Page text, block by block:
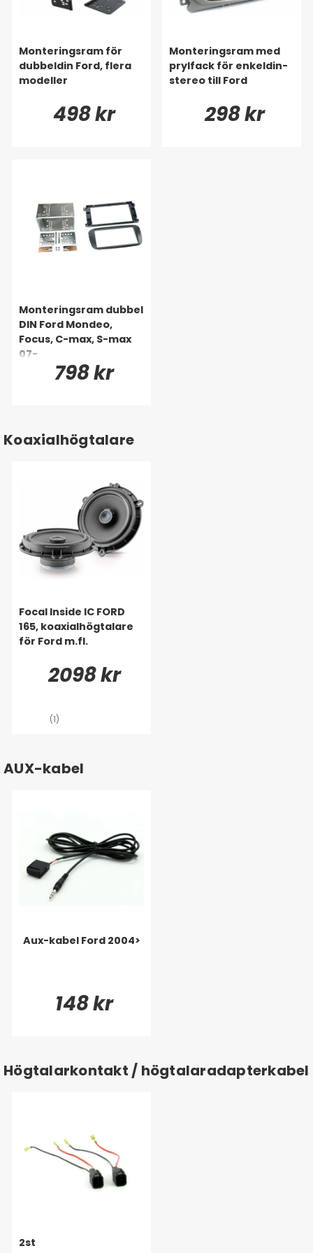
Monteringsram för
dubbeldin Ford, flera
modeller
498 kr
Monteringsram med
prylfack för enkeldin-
stereo till Ford
298 kr
Monteringsram dubbel
DIN Ford Mondeo,
Focus, C-max, S-max
07-
798 kr
Koaxialhögtalare
Focal Inside IC FORD
165, koaxialhögtalare
för Ford m.fl.
2098 kr
(1)
AUX-kabel
Aux-kabel Ford 2004>
148 kr
Högtalarkontakt / högtalaradapterkabel
2st